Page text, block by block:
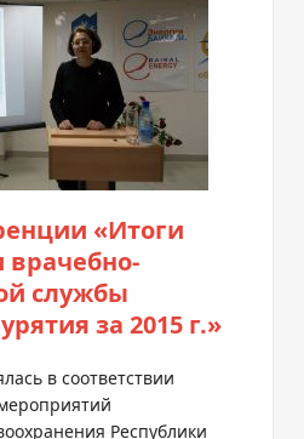
«Итоги
врачебно-
службы
за 2015 г.»
в соответствии
Республики